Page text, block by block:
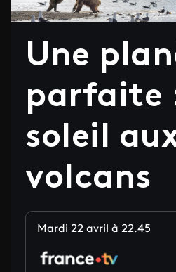
Une
parfaite
soleil
volcans
Mardi 22 avril à 22.45